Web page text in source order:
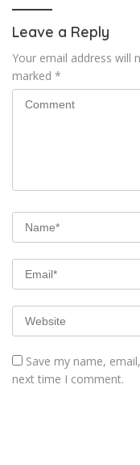
Leave a Reply
Your email address will
marked *
Save my name,
next time I comment.